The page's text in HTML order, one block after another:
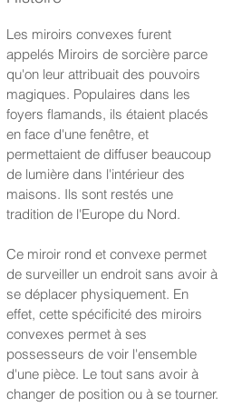
Les miroirs convexes furent
appelés Miroirs de sorcière parce
qu'on leur attribuait des pouvoirs
magiques. Populaires dans les
foyers flamands, ils étaient placés
en face d'une fenêtre, et
permettaient de diffuser beaucoup
de lumière dans l'intérieur des
maisons. Ils sont restés une
tradition de l'Europe du Nord.
Ce miroir rond et convexe permet
de surveiller un endroit sans avoir à
se déplacer physiquement. En
effet, cette spécificité des miroirs
convexes permet à ses
possesseurs de voir l'ensemble
d'une pièce. Le tout sans avoir à
changer de position ou à se tourner.